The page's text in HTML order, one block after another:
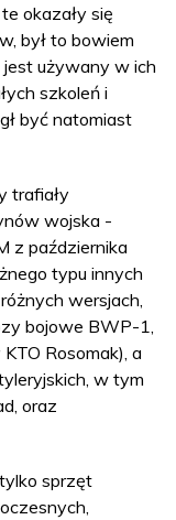
okazały się
był to bowiem
jest używany w ich
szkoleń i
być natomiast
trafiały
wojska -
z października
typu innych
wersjach,
bojowe BWP-1,
Rosomak), a
w tym
oraz
sprzęt